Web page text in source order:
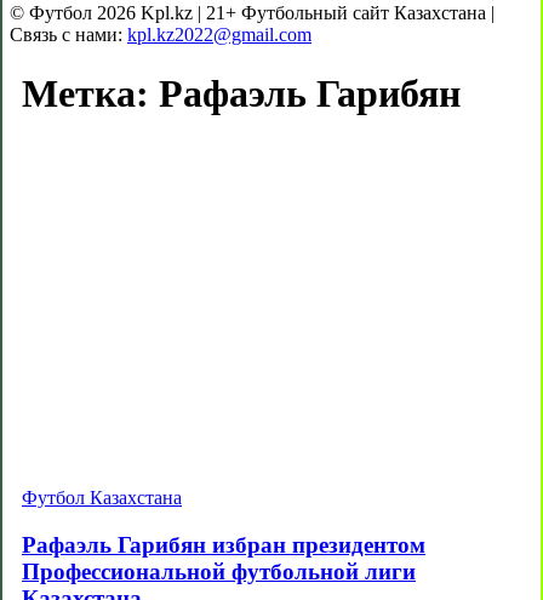
© Футбол 2026 Kpl.kz | 21+ Футбольный сайт Казахстана |
Связь с нами: kpl.kz2022@gmail.com
Метка: Рафаэль Гарибян
Футбол Казахстана
Рафаэль Гарибян избран президентом
Профессиональной футбольной лиги